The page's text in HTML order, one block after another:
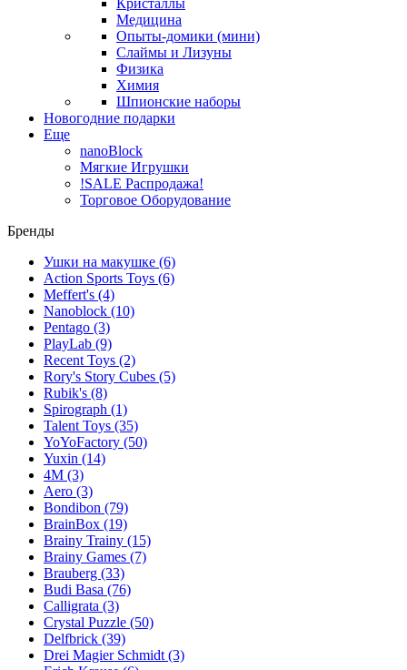
Кристаллы
Медицина
Опыты-домики (мини)
Слаймы и Лизуны
Физика
Химия
Шпионские наборы
Новогодние подарки
Еще
nanoBlock
Мягкие Игрушки
!SALE Распродажа!
Торговое Оборудование
Бренды
Ушки на макушке (6)
Action Sports Toys (6)
Meffert's (4)
Nanoblock (10)
Pentago (3)
PlayLab (9)
Recent Toys (2)
Rory's Story Cubes (5)
Rubik's (8)
Spirograph (1)
Talent Toys (35)
YoYoFactory (50)
Yuxin (14)
4M (3)
Aero (3)
Bondibon (79)
BrainBox (19)
Brainy Trainy (15)
Brainy Games (7)
Brauberg (33)
Budi Basa (76)
Calligrata (3)
Crystal Puzzle (50)
Delfbrick (39)
Drei Magier Schmidt (3)